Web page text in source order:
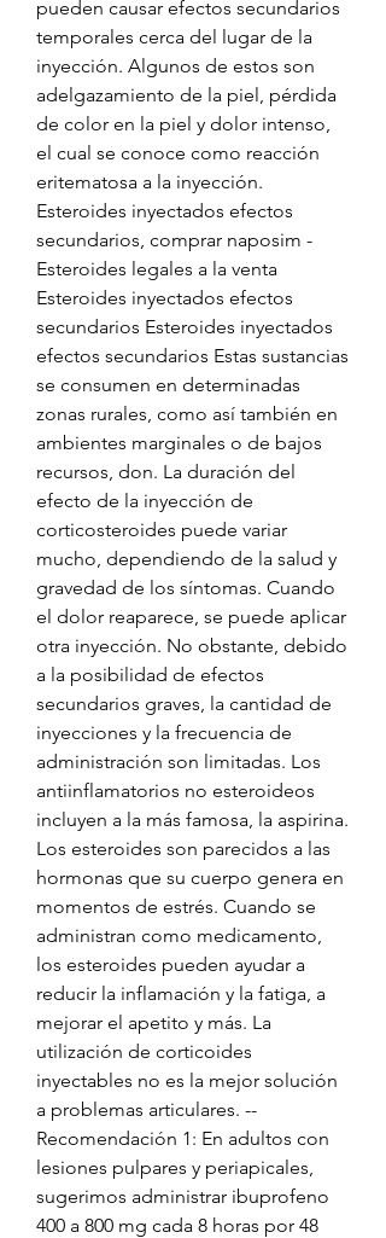
pueden causar efectos secundarios
temporales cerca del lugar de la
inyección. Algunos de estos son
adelgazamiento de la piel, pérdida
de color en la piel y dolor intenso,
el cual se conoce como reacción
eritematosa a la inyección.
Esteroides inyectados efectos
secundarios, comprar naposim -
Esteroides legales a la venta
Esteroides inyectados efectos
secundarios Esteroides inyectados
efectos secundarios Estas sustancias
se consumen en determinadas
zonas rurales, como así también en
ambientes marginales o de bajos
recursos, don. La duración del
efecto de la inyección de
corticosteroides puede variar
mucho, dependiendo de la salud y
gravedad de los síntomas. Cuando
el dolor reaparece, se puede aplicar
otra inyección. No obstante, debido
a la posibilidad de efectos
secundarios graves, la cantidad de
inyecciones y la frecuencia de
administración son limitadas. Los
antiinflamatorios no esteroideos
incluyen a la más famosa, la aspirina.
Los esteroides son parecidos a las
hormonas que su cuerpo genera en
momentos de estrés. Cuando se
administran como medicamento,
los esteroides pueden ayudar a
reducir la inflamación y la fatiga, a
mejorar el apetito y más. La
utilización de corticoides
inyectables no es la mejor solución
a problemas articulares. --
Recomendación 1: En adultos con
lesiones pulpares y periapicales,
sugerimos administrar ibuprofeno
400 a 800 mg cada 8 horas por 48